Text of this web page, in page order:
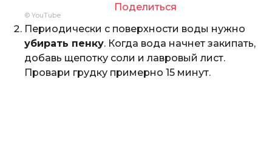
Поделиться
© YouTube
Периодически с поверхности воды нужно
убирать пенку. Когда вода начнет закипать,
добавь щепотку соли и лавровый лист.
Провари грудку примерно 15 минут.